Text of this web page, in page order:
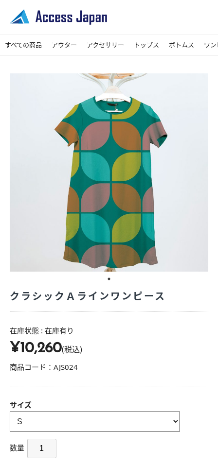
すべての商品 アウター アクセサリー トップス ボトムス ワ
クラシックＡラインワンピース
在庫状態 : 在庫有り
¥10,260(税込)
商品コード：AJS024
サイズ
数量